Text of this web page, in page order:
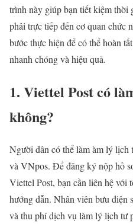
trình này giúp bạn tiết kiệm thời
phải trực tiếp đến cơ quan chức
bước thực hiện để có thể hoàn
nhanh chóng và hiệu quả.
1. Viettel Post có
không?
Người dân có thể làm àm lý lịch
và VNpos. Để đăng ký nộp hồ
Viettel Post, bạn cần liên hệ với
hướng dẫn. Nhân viên bưu điện
và thu phí dịch vụ làm lý lịch tư